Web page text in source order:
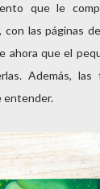
que le
con las páginas
ahora que el
Además,
entender.